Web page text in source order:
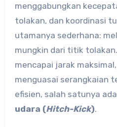
menggabungkan
tolakan, dan koordinasi
utamanya sederhana:
mungkin dari titik
mencapai jarak
menguasai serangkaian
efisien, salah satunya
udara (Hitch-Kick).